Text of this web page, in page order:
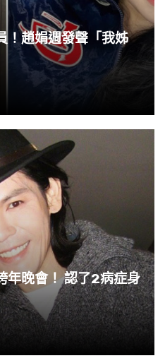
！趙娟週發聲「我姊
年晚會！ 認了2病症身